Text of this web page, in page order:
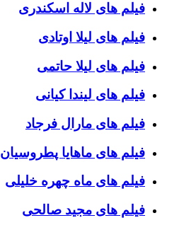
فیلم های لاله اسکندری
فیلم های لیلا اوتادی
فیلم های لیلا حاتمی
فیلم های لیندا کیانی
فیلم های مارال فرجاد
فیلم های ماهایا پطروسیان
فیلم های ماه چهره خلیلی
فیلم های مجید صالحی